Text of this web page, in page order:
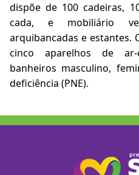
dispõe de 100 cadeiras,
cada, e mobiliário
arquibancadas e estantes.
cinco aparelhos de ar-
banheiros masculino,
deficiência (PNE).